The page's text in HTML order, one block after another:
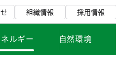
組織情報 採用情報
ルギー 自然環境